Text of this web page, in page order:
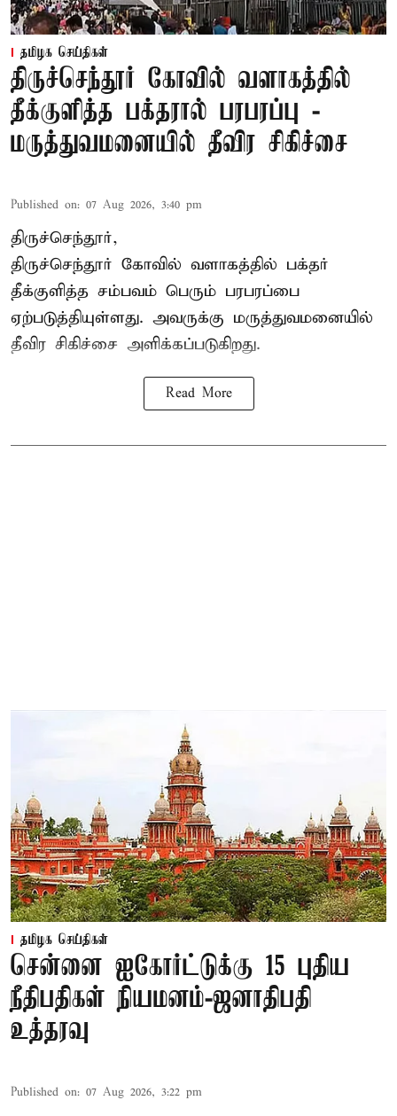
தமிழக செய்திகள்
திருச்செந்தூர் கோவில் வளாகத்தில்
தீக்குளித்த பக்தரால் பரபரப்பு -
மருத்துவமனையில் தீவிர சிகிச்சை
Published on: 07 Aug 2026, 3:40 pm
திருச்செந்தூர்,
திருச்செந்தூர் கோவில் வளாகத்தில் பக்தர்
தீக்குளித்த சம்பவம் பெரும் பரபரப்பை
ஏற்படுத்தியுள்ளது. அவருக்கு மருத்துவமனையில்
தீவிர சிகிச்சை அளிக்கப்படுகிறது.
Read More
தமிழக செய்திகள்
சென்னை ஐகோர்ட்டுக்கு 15 புதிய
நீதிபதிகள் நியமனம்-ஜனாதிபதி
உத்தரவு
Published on: 07 Aug 2026, 3:22 pm